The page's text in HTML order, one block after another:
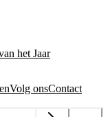
het Jaar
Volg onsContact